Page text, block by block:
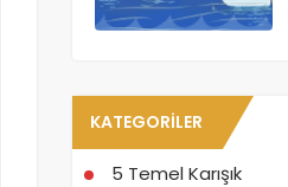
KATEGORILER
5 Temel Karışık